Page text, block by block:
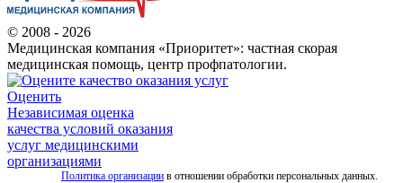
© 2008 - 2026
Медицинская компания «Приоритет»: частная скорая
медицинская помощь, центр профпатологии.
Оценить
Независимая оценка
качества условий оказания
услуг медицинскими
организациями
Политика организации в отношении обработки персональных данных.